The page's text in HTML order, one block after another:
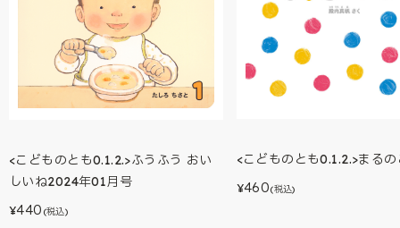
<こどものとも0.1.2.>ふうふう おい
しいね2024年01月号
¥440 (税込)
<こどものとも0.1.2.>まるの
¥460(税込)